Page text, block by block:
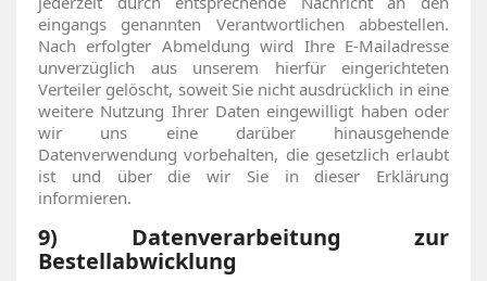
eingangs genannten Verantwortlichen abbestellen.
Nach erfolgter Abmeldung wird Ihre E-Mailadresse
unverzüglich aus unserem hierfür eingerichteten
Verteiler gelöscht, soweit Sie nicht ausdrücklich in eine
weitere Nutzung Ihrer Daten eingewilligt haben oder
wir uns eine darüber hinausgehende
Datenverwendung vorbehalten, die gesetzlich erlaubt
ist und über die wir Sie in dieser Erklärung
informieren.
9) Datenverarbeitung zur
Bestellabwicklung